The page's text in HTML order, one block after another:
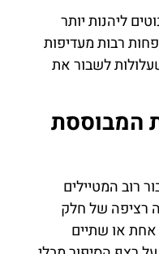
ליהנות יותר
רבות מעדיפות
לשבור את
המבוססת
רוב המטיילים
רציפה של חלק
אחת או שתיים